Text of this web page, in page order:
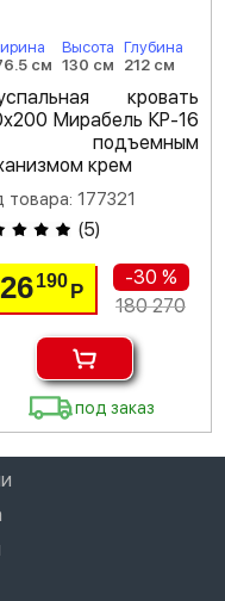
см
Высота
130 см
Глубина
212 см
кровать
Мирабель КР-16
крем
товара: 177321
(5)
190 Р
-30 %
180 270
под заказ